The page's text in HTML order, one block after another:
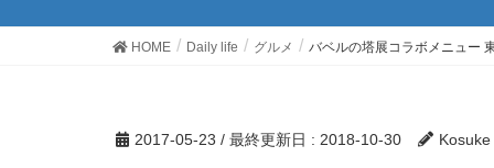
HOME Daily life グルメ バベルの塔展コラボメニュー
2017-05-23 / 最終更新日 : 2018-10-30